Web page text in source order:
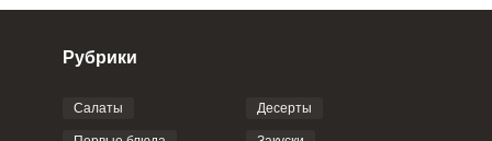
Рубрики
Салаты Десерты